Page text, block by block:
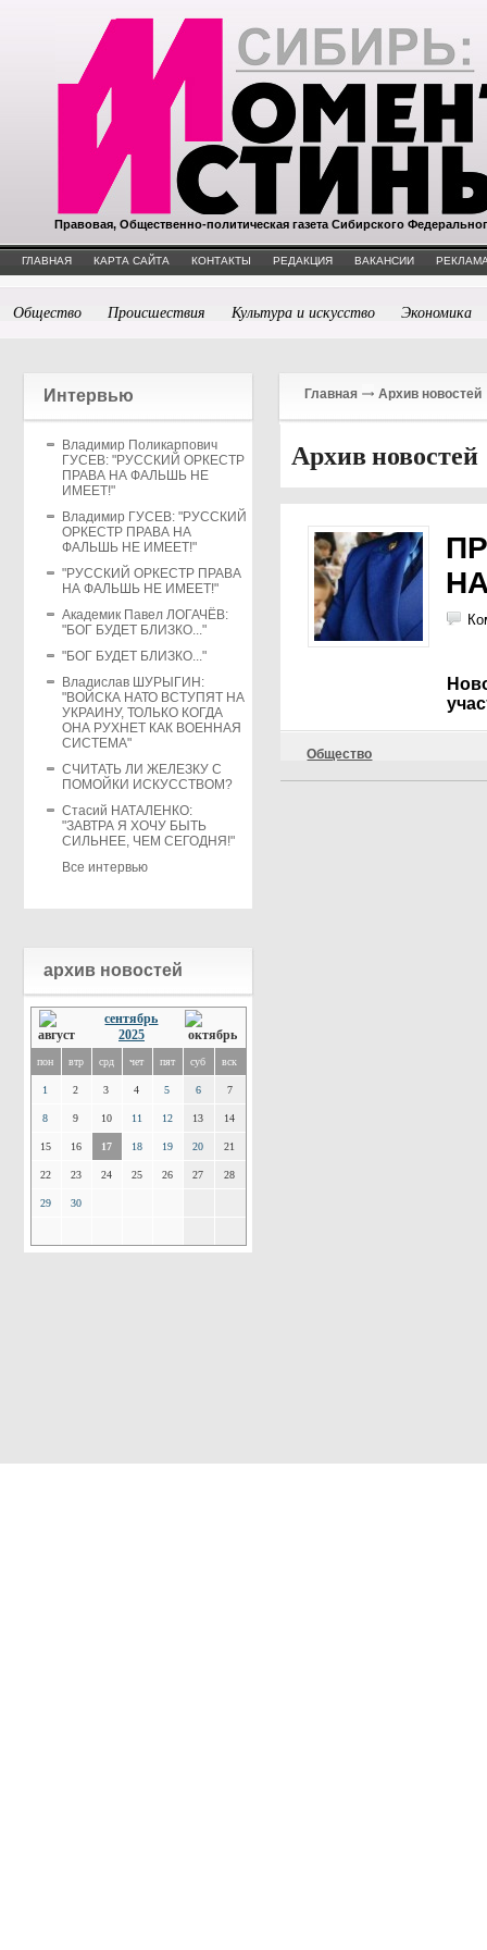
Правовая, Общественно-политическая газета Сибирского
ГЛАВНАЯ КАРТА САЙТА КОНТАКТЫ РЕДАКЦИЯ ВАКАНСИИ
Общество Происшествия Культура и искусство Экономика
Интервью
Владимир Поликарпович
ГУСЕВ: "РУССКИЙ ОРКЕСТР
ПРАВА НА ФАЛЬШЬ НЕ
ИМЕЕТ!"
Владимир ГУСЕВ: "РУССКИЙ
ОРКЕСТР ПРАВА НА
ФАЛЬШЬ НЕ ИМЕЕТ!"
"РУССКИЙ ОРКЕСТР ПРАВА
НА ФАЛЬШЬ НЕ ИМЕЕТ!"
Академик Павел ЛОГАЧЁВ:
"БОГ БУДЕТ БЛИЗКО..."
"БОГ БУДЕТ БЛИЗКО..."
Владислав ШУРЫГИН:
"ВОЙСКА НАТО ВСТУПЯТ НА
УКРАИНУ, ТОЛЬКО КОГДА
ОНА РУХНЕТ КАК ВОЕННАЯ
СИСТЕМА"
СЧИТАТЬ ЛИ ЖЕЛЕЗКУ С
ПОМОЙКИ ИСКУССТВОМ?
Стасий НАТАЛЕНКО:
"ЗАВТРА Я ХОЧУ БЫТЬ
СИЛЬНЕЕ, ЧЕМ СЕГОДНЯ!"
Все интервью
архив новостей
сентябрь
2025
пон втр срд чет пят суб вск
1 2 3 4 5 6 7
8 9 10 11 12 13 14
15 16 17 18 19 20 21
22 23 24 25 26 27 28
29 30
Главная Архив новостей
Архив новостей
Общество